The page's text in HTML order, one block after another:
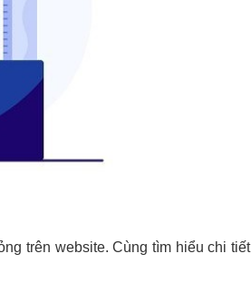
trên website. Cùng tìm hiểu chi tiết